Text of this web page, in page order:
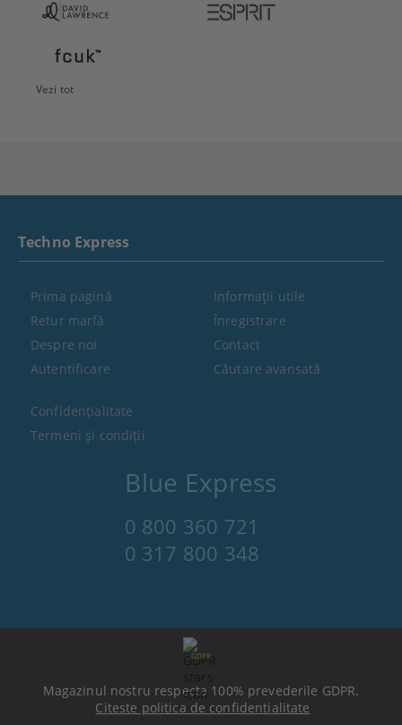
Vezi tot
Blue Express
0 800 360 721
0 317 800 348
Techno Express
Prima pagină
Retur marfă
Despre noi
Autentificare
Informaţii utile
Înregistrare
Contact
Căutare avansată
Confidenţialitate
Termeni şi condiţii
GDPR
Magazinul nostru respecta 100% prevederile GDPR.
Citeste politica de confidentialitate